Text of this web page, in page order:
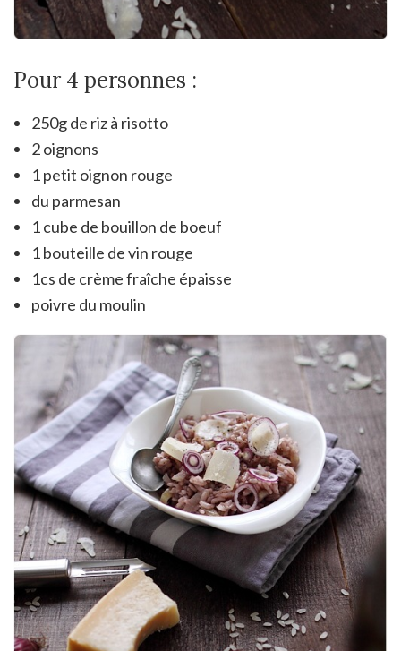
Pour 4 personnes :
250g de riz à risotto
2 oignons
1 petit oignon rouge
du parmesan
1 cube de bouillon de boeuf
1 bouteille de vin rouge
1cs de crème fraîche épaisse
poivre du moulin